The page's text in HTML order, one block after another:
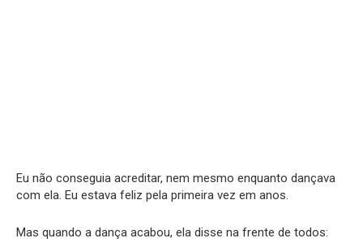
Eu não conseguia acreditar, nem mesmo enquanto dançava
com ela. Eu estava feliz pela primeira vez em anos.
Mas quando a dança acabou, ela disse na frente de todos: